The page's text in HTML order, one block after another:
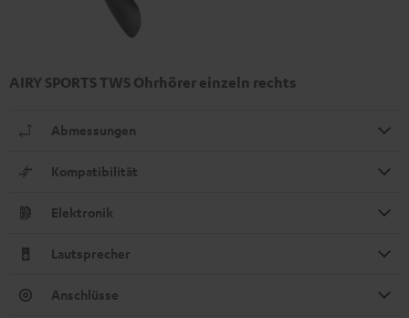
AIRY SPORTS TWS Ohrhörer einzeln rechts
Abmessungen
Kompatibilität
Elektronik
Lautsprecher
Anschlüsse